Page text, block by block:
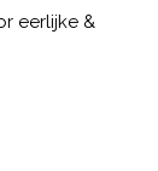
eerlijke &